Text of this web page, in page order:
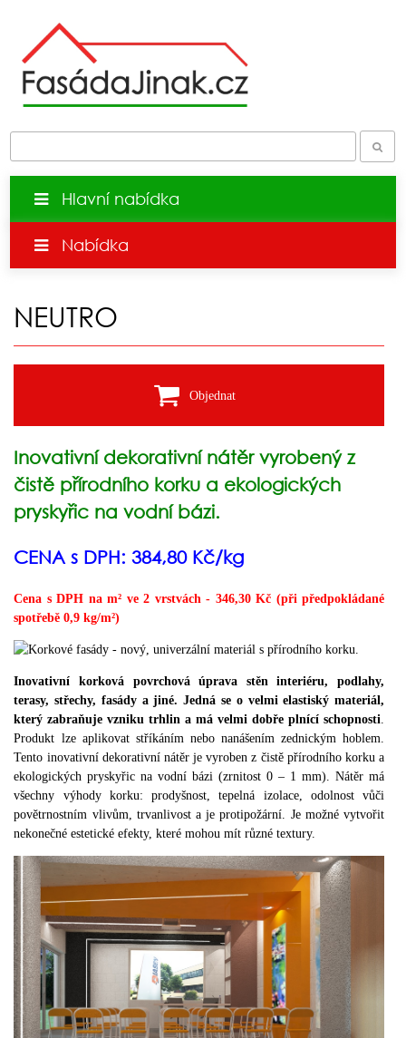
Hlavní nabídka
Nabídka
NEUTRO
Objednat
Inovativní dekorativní nátěr vyrobený z
čistě přírodního korku a ekologických
pryskyřic na vodní bázi.
CENA s DPH: 384,80 Kč/kg
Cena s DPH na m² ve 2 vrstvách- 346,30 Kč (při předpokládané
spotřebě 0,9 kg/m²)
Inovativní korková povrchová úprava stěn interiéru, podlahy,
terasy, střechy, fasády a jiné. Jedná se o velmi elastiský materiál,
který zabraňuje vzniku trhlin a má velmi dobře plnící schopnosti.
Produkt lze aplikovat stříkáním nebo nanášením zednickým hoblem.
Tento inovativní dekorativní nátěr je vyroben z čistě přírodního korku a
ekologických pryskyřic na vodní bázi (zrnitost 0 – 1 mm). Nátěr má
všechny výhody korku: prodyšnost, tepelná izolace, odolnost vůči
povětrnostním vlivům, trvanlivost a je protipožární. Je možné vytvořit
nekonečné estetické efekty, které mohou mít různé textury.